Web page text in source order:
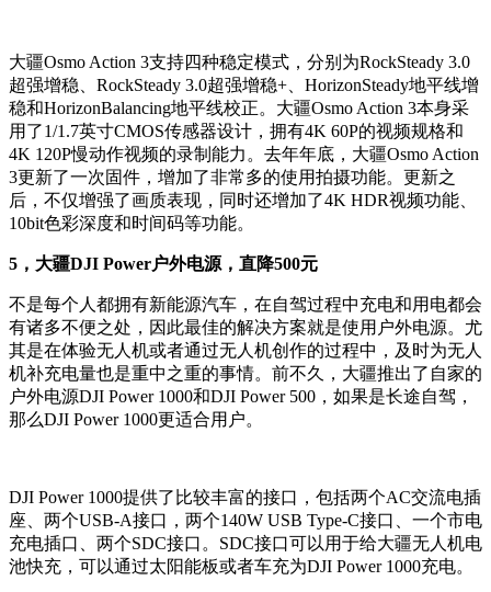
大疆Osmo Action 3支持四种稳定模式，分别为RockSteady 3.0
超强增稳、RockSteady 3.0超强增稳+、HorizonSteady地平线增
稳和HorizonBalancing地平线校正。大疆Osmo Action 3本身采
用了1/1.7英寸CMOS传感器设计，拥有4K 60P的视频规格和
4K 120P慢动作视频的录制能力。去年年底，大疆Osmo Action
3更新了一次固件，增加了非常多的使用拍摄功能。更新之
后，不仅增强了画质表现，同时还增加了4K HDR视频功能、
10bit色彩深度和时间码等功能。
5，大疆DJI Power户外电源，直降500元
不是每个人都拥有新能源汽车，在自驾过程中充电和用电都会
有诸多不便之处，因此最佳的解决方案就是使用户外电源。尤
其是在体验无人机或者通过无人机创作的过程中，及时为无人
机补充电量也是重中之重的事情。前不久，大疆推出了自家的
户外电源DJI Power 1000和DJI Power 500，如果是长途自驾，
那么DJI Power 1000更适合用户。
DJI Power 1000提供了比较丰富的接口，包括两个AC交流电插
座、两个USB-A接口，两个140W USB Type-C接口、一个市电
充电插口、两个SDC接口。SDC接口可以用于给大疆无人机电
池快充，可以通过太阳能板或者车充为DJI Power 1000充电。